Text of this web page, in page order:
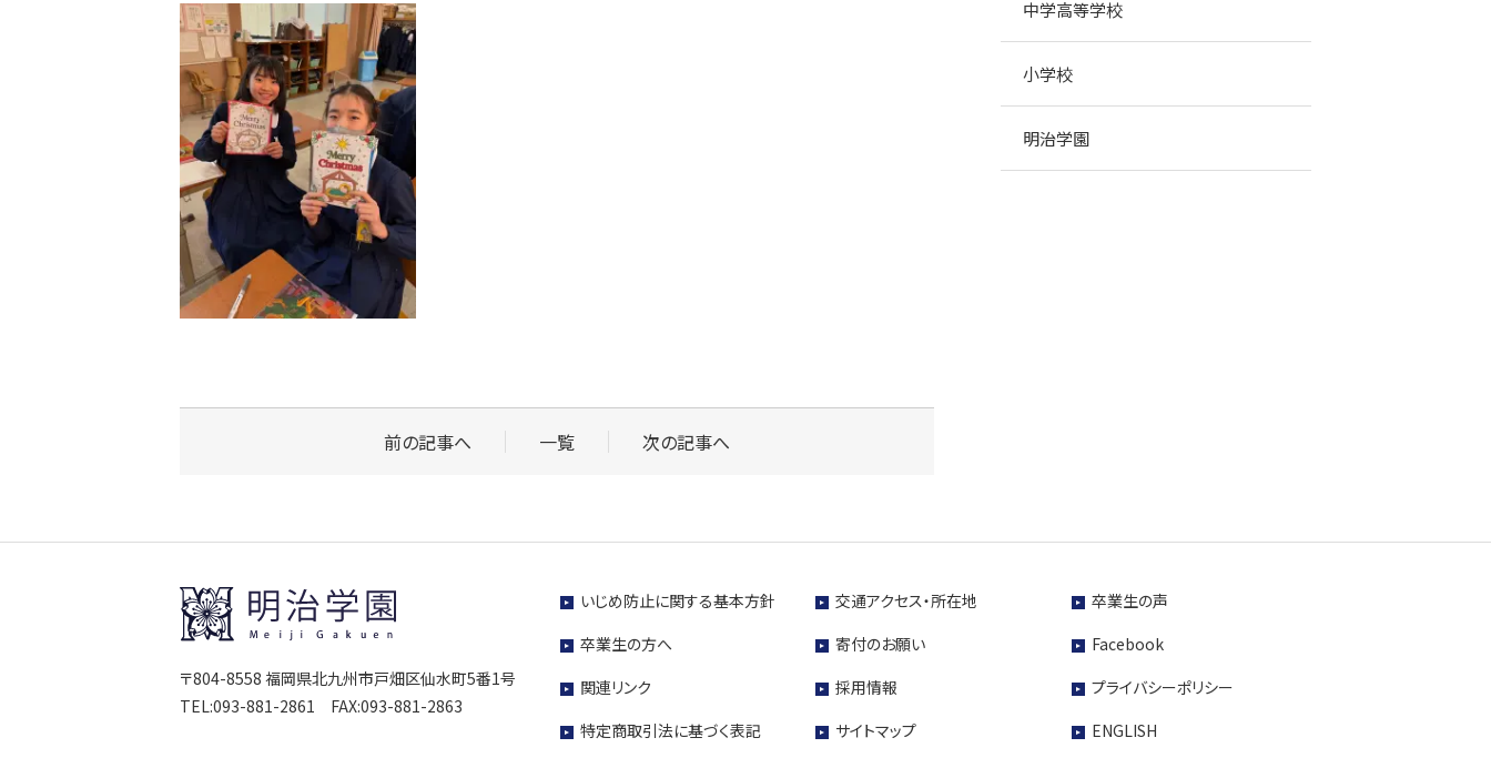
前の記事へ 一覧 次の記事へ
中学高等学校
小学校
明治学園
〒804-8558 福岡県北九州市戸畑区仙水町5番1号
TEL:093-881-2861 FAX:093-881-2863
いじめ防止に関する基本方針 交通アクセス・所在地
卒業生の声
卒業生の方へ
寄付のお願い
Facebook
関連リンク
採用情報
プライバシーポリシー
特定商取引法に基づく表記
サイトマップ ENGLISH